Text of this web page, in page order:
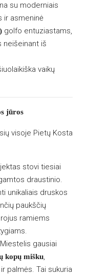
su moderniais
ir asmeninė
) golfo entuziastams,
neišeinant iš
vaikų
jūros
visoje Pietų Kosta
stovi tiesiai
draustinio.
unikaliais druskos
paukščių
ramiems
Miestelis gausiai
kopų mišku,
palmės. Tai sukuria